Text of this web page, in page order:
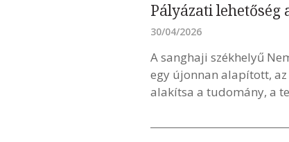
Pályázati lehetőség
30/04/2026
A sanghaji székhelyű
egy újonnan alapított,
alakítsa a tudomány, a